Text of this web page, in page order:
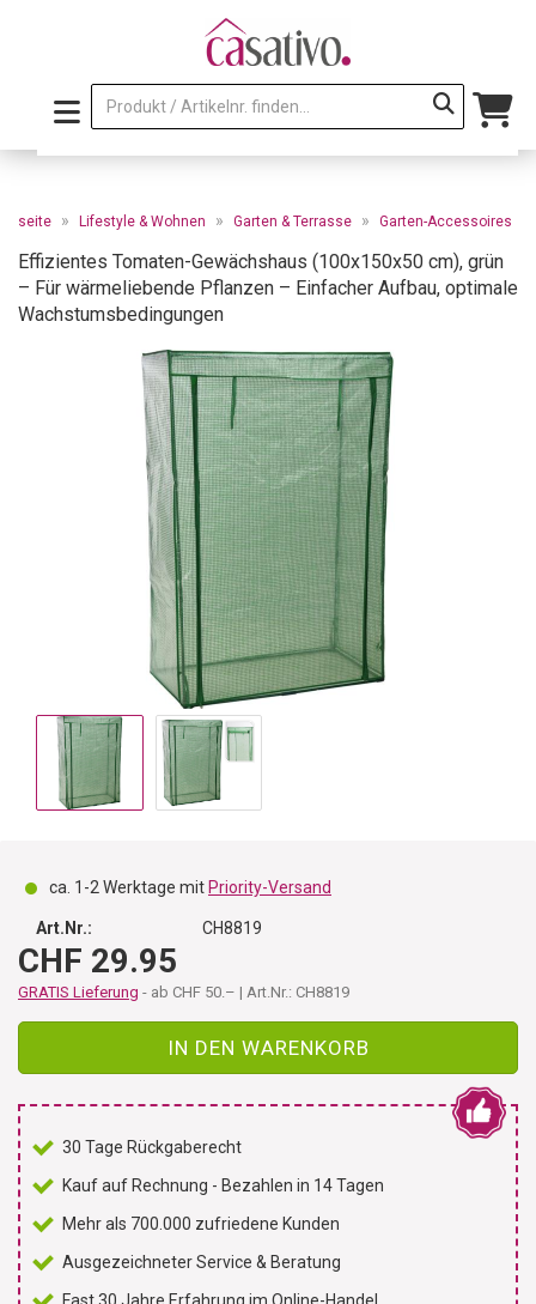
» Lifestyle & Wohnen » Garten & Terrasse » Garten-Accessoires
Effizientes Tomaten-Gewächshaus (100x150x50 cm), grün
– Für wärmeliebende Pflanzen – Einfacher Aufbau, optimale
Wachstumsbedingungen
ca. 1-2 Werktage mit Priority-Versand
Art.Nr.: CH8819
CHF 29.95
GRATIS Lieferung - ab CHF 50.– | Art.Nr.: CH8819
IN DEN WARENKORB
30 Tage Rückgaberecht
Kauf auf Rechnung - Bezahlen in 14 Tagen
Mehr als 700.000 zufriedene Kunden
Ausgezeichneter Service & Beratung